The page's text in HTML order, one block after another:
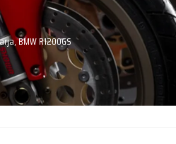
BMW R1200GS